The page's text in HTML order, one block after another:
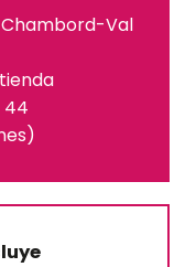
Chambord-Val
44